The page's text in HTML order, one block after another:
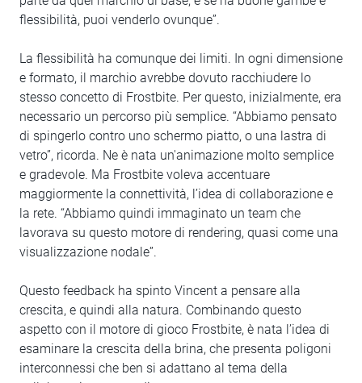
flessibilità, puoi venderlo ovunque”.
La flessibilità ha comunque dei limiti. In ogni dimensione
e formato, il marchio avrebbe dovuto racchiudere lo
stesso concetto di Frostbite. Per questo, inizialmente, era
necessario un percorso più semplice. “Abbiamo pensato
di spingerlo contro uno schermo piatto, o una lastra di
vetro”, ricorda. Ne è nata un'animazione molto semplice
e gradevole. Ma Frostbite voleva accentuare
maggiormente la connettività, l’idea di collaborazione e
la rete. “Abbiamo quindi immaginato un team che
lavorava su questo motore di rendering, quasi come una
visualizzazione nodale”.
Questo feedback ha spinto Vincent a pensare alla
crescita, e quindi alla natura. Combinando questo
aspetto con il motore di gioco Frostbite, è nata l’idea di
esaminare la crescita della brina, che presenta poligoni
interconnessi che ben si adattano al tema della